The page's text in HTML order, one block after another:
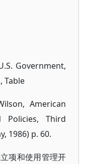
Government,
Table
American
Policies, Third
1986) p. 60.
项和使用管理开